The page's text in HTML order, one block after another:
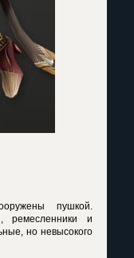
пушкой.
ремесленники и
но невысокого